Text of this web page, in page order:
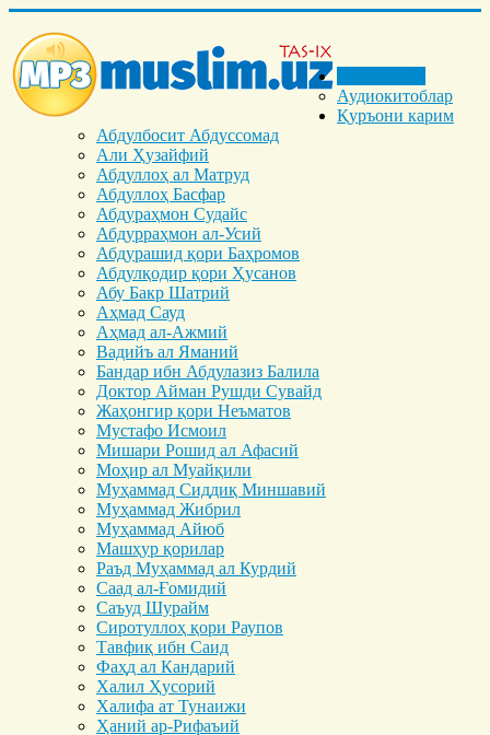
Аудиокитоблар
Қуръони карим
Абдулбосит Абдуссомад
Али Ҳузайфий
Абдуллоҳ ал Матруд
Абдуллоҳ Басфар
Абдураҳмон Судайс
Абдурраҳмон ал-Усий
Абдурашид қори Баҳромов
Абдулқодир қори Ҳусанов
Абу Бакр Шатрий
Аҳмад Сауд
Аҳмад ал-Ажмий
Вадийъ ал Яманий
Бандар ибн Абдулазиз Балила
Доктор Айман Рушди Сувайд
Жаҳонгир қори Неъматов
Мустафо Исмоил
Мишари Рошид ал Афасий
Моҳир ал Муайқили
Муҳаммад Cиддиқ Миншавий
Муҳаммад Жибрил
Муҳаммад Айюб
Машҳур қорилар
Раъд Муҳаммад ал Курдий
Саад ал-Ғомидий
Саъуд Шурайм
Сиротуллоҳ қори Раупов
Тавфиқ ибн Саид
Фаҳд ал Кандарий
Халил Ҳусорий
Халифа ат Тунаижи
Ҳаний ар-Рифаъий